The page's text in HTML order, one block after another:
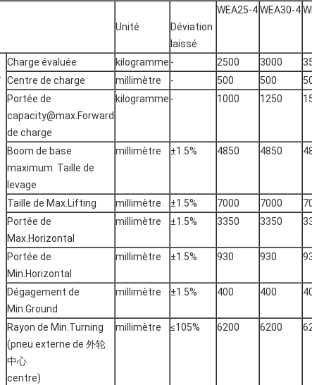
Unité
Déviation
laissé
WEA25-4WEA30-4
Charge évaluée kilogramme - 2500 3000
Centre de charge
millimètre - 500 500
Portée de
capacity@max.Forward
de charge
kilogramme - 1000 1250
Boom de base
maximum. Taille de
levage
millimètre ±1.5% 4850 4850
Taille de Max.Lifting millimètre ±1.5% 7000 7000
Portée de
Max.Horizontal
millimètre ±1.5% 3350 3350
Portée de
Min.Horizontal
millimètre ±1.5% 930 930
Dégagement de
Min.Ground
millimètre ±1.5% 400 400
Rayon de Min.Turning
(pneu externe de 外轮
中心
centre)
millimètre ≤105% 6200 6200